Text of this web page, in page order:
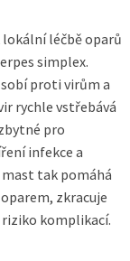
lokální léčbě oparů
simplex.
proti virům a
rychle vstřebává
pro
infekce a
tak pomáhá
zkracuje
komplikací.